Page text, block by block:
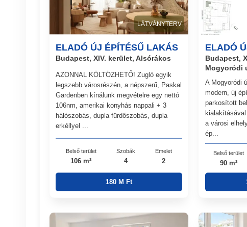
LÁTVÁNYTERV
ELADÓ ÚJ ÉPÍTÉSŰ LAKÁS
Budapest, XIV. kerület, Alsórákos
AZONNAL KÖLTÖZHETŐ! Zugló egyik
legszebb városrészén, a népszerű, Paskal
Gardenben kínálunk megvételre egy nettó
106nm, amerikai konyhás nappali + 3
hálószobás, dupla fürdőszobás, dupla
erkéllyel ...
Belső terület
106 m²
Szobák
4
Emelet
2
180 M Ft
ELADÓ
Budapest,
Mogyoródi
A Mogyoródi
modern, új
parkosított
a városi
ép...
Belső terület
90 m²